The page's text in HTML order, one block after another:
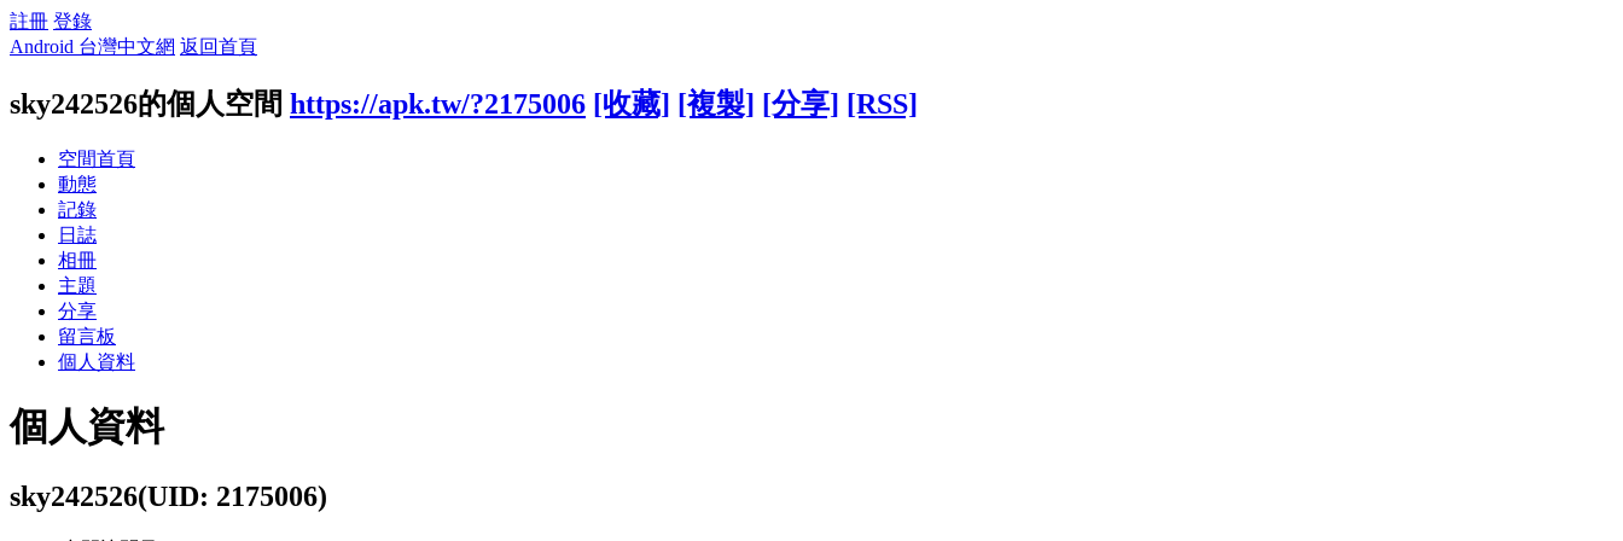
註冊 登錄
Android 台灣中文網 返回首頁
sky242526的個人空間 https://apk.tw/?2175006 [收藏] [複製] [分享] [RSS]
空間首頁
動態
記錄
日誌
相冊
主題
分享
留言板
個人資料
個人資料
sky242526(UID: 2175006)